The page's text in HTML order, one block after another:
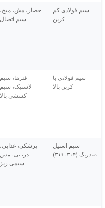
سیم فولادی کم
کربن
حصار، مش، میخ،
سیم اتصال
سیم فولادی با
کربن بالا
فنرها، سیم
لاستیک، سیم
کششی بالا
سیم استیل
ضدزنگ (۳۰۴، ۳۱۶)
پزشکی، غذایی،
دریایی، مش
سیمی ریز